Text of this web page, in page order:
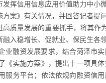
挥信用信息应用价值助力中小
案》有关情况，并回答记者提问
质量发展的重要抓手，将其作
入稳增长、促就业、保民生各
业融资发展要求，结合菏泽市
《实施方案》，提出十一项具
服务平台；依法依规向融资信